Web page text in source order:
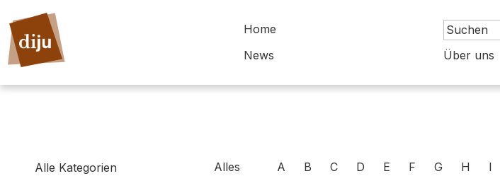
Home
News
Über uns
Alle Kategorien
Alles A B C D E F G H I